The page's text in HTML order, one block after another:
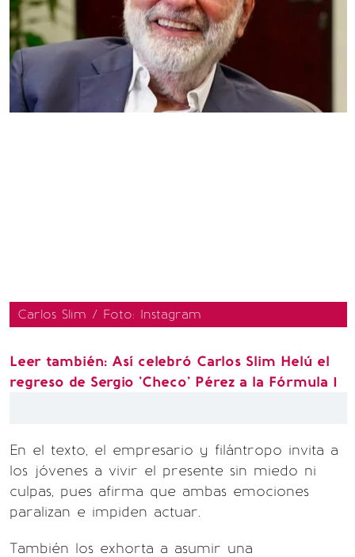
Carlos Slim / Foto: Instagram
Leer también: Así celebró Carlos Slim Helú el
regreso de Sergio 'Checo' Pérez a la Fórmula 1
En el texto, el empresario y filántropo invita a
los jóvenes a vivir el presente sin miedo ni
culpas, pues afirma que ambas emociones
paralizan e impiden actuar.
También los exhorta a asumir una